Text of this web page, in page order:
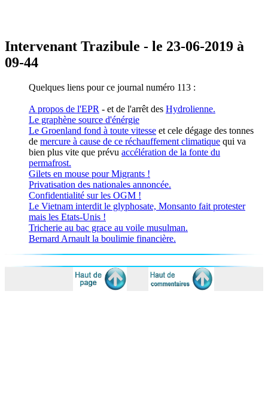
Intervenant Trazibule - le 23-06-2019 à
09-44
Quelques liens pour ce journal numéro 113 :
A propos de l'EPR - et de l'arrêt des Hydrolienne.
Le graphène source d'énérgie
Le Groenland fond à toute vitesse et cele dégage des tonnes
de mercure à cause de ce réchauffement climatique qui va
bien plus vite que prévu accélération de la fonte du
permafrost.
Gilets en mouse pour Migrants !
Privatisation des nationales annoncée.
Confidentialité sur les OGM !
Le Vietnam interdit le glyphosate, Monsanto fait protester
mais les Etats-Unis !
Tricherie au bac grace au voile musulman.
Bernard Arnault la boulimie financière.